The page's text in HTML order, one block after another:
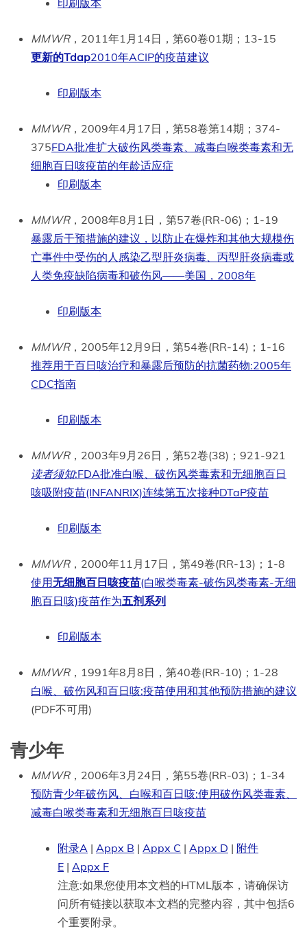
印刷版本
MMWR，2011年1月14日，第60卷01期；13-15
更新的Tdap2010年ACIP的疫苗建议
印刷版本
MMWR，2009年4月17日，第58卷第14期；374-
375FDA批准扩大破伤风类毒素、减毒白喉类毒素和无
细胞百日咳疫苗的年龄适应症
印刷版本
MMWR，2008年8月1日，第57卷(RR-06)；1-19
暴露后干预措施的建议，以防止在爆炸和其他大规模伤
亡事件中受伤的人感染乙型肝炎病毒、丙型肝炎病毒或
人类免疫缺陷病毒和破伤风——美国，2008年
印刷版本
MMWR，2005年12月9日，第54卷(RR-14)；1-16
推荐用于百日咳治疗和暴露后预防的抗菌药物:2005年
CDC指南
印刷版本
MMWR，2003年9月26日，第52卷(38)；921-921
读者须知:FDA批准白喉、破伤风类毒素和无细胞百日
咳吸附疫苗(INFANRIX)连续第五次接种DTaP疫苗
印刷版本
MMWR，2000年11月17日，第49卷(RR-13)；1-8
使用无细胞百日咳疫苗(白喉类毒素-破伤风类毒素-无细
胞百日咳)疫苗作为五剂系列
印刷版本
MMWR，1991年8月8日，第40卷(RR-10)；1-28
白喉、破伤风和百日咳:疫苗使用和其他预防措施的建议
(PDF不可用)
青少年
MMWR，2006年3月24日，第55卷(RR-03)；1-34
预防青少年破伤风、白喉和百日咳:使用破伤风类毒素、
减毒白喉类毒素和无细胞百日咳疫苗
附录A | Appx B | Appx C | Appx D | 附件
E | Appx F
注意:如果您使用本文档的HTML版本，请确保访
问所有链接以获取本文档的完整内容，其中包括6
个重要附录。